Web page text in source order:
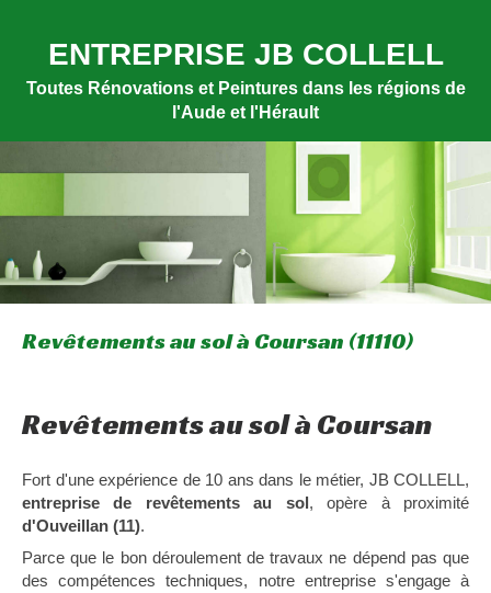
ENTREPRISE JB COLLELL
Toutes Rénovations et Peintures dans les régions de
l'Aude et l'Hérault
Revêtements au sol à Coursan (11110)
Revêtements au sol à Coursan
Fort d'une expérience de 10 ans dans le métier, JB COLLELL,
entreprise de revêtements au sol, opère à proximité
d'Ouveillan (11).
Parce que le bon déroulement de travaux ne dépend pas que
des compétences techniques, notre entreprise s'engage à